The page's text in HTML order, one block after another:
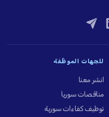
للجهات الموظِّفة
انشر معنا
مناقصات سوريا
توظيف كفاءات سورية